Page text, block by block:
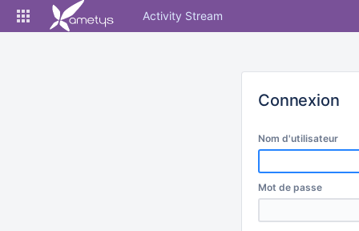
Skip
Activity Stream
Connexion
Nom d'utilisateur
Mot de passe